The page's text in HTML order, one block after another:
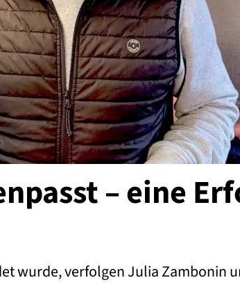
– eine
wurde, verfolgen Julia Zambonin